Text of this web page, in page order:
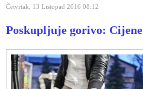
Četvrtak, 13 Listopad 2016 08:12
Poskupljuje gorivo: